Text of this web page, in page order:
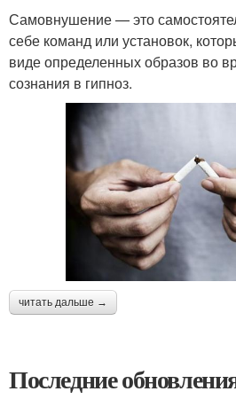
Самовнушение — это
себе команд или установок,
виде определенных образов во
сознания в гипноз.
читать дальше →
Последние